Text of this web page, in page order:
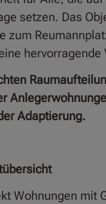
setzen. Das
zum
hervorragende
Adaptierung.
Wohnungen mit